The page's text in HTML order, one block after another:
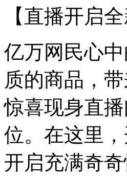
【直播开启
亿万网民心
质的商品，
惊喜现身直
位。在这里
开启充满奇